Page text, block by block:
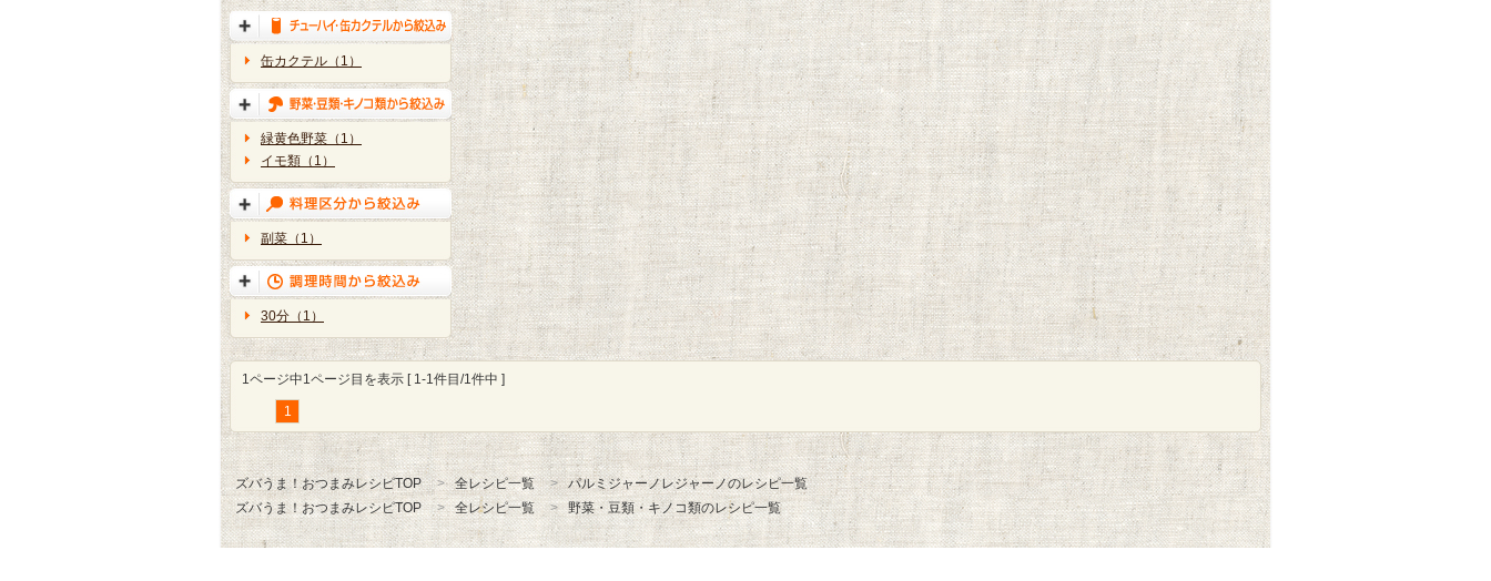
缶カクテル（1）
緑黄色野菜（1）
イモ類（1）
副菜（1）
30分（1）
1ページ中1ページ目を表示 [ 1-1件目/1件中 ]
1
ズバうま！おつまみレシピTOP 全レシピ一覧
パルミジャーノレジャーノのレシピ一覧
ズバうま！おつまみレシピTOP
全レシピ一覧 野菜・豆類・キノコ類のレシピ一覧